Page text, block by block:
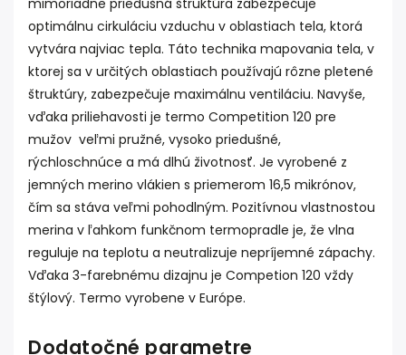
mimoriadne priedušná štruktúra zabezpečuje
optimálnu cirkuláciu vzduchu v oblastiach tela, ktorá
vytvára najviac tepla. Táto technika mapovania tela, v
ktorej sa v určitých oblastiach používajú rôzne pletené
štruktúry, zabezpečuje maximálnu ventiláciu. Navyše,
vďaka priliehavosti je termo Competition 120 pre
mužov veľmi pružné, vysoko priedušné,
rýchloschnúce a má dlhú životnosť. Je vyrobené z
jemných merino vlákien s priemerom 16,5 mikrónov,
čím sa stáva veľmi pohodlným. Pozitívnou vlastnostou
merina v ľahkom funkčnom termopradle je, že vlna
reguluje na teplotu a neutralizuje nepríjemné zápachy.
Vďaka 3-farebnému dizajnu je Competion 120 vždy
štýlový. Termo vyrobene v Európe.
Dodatočné parametre